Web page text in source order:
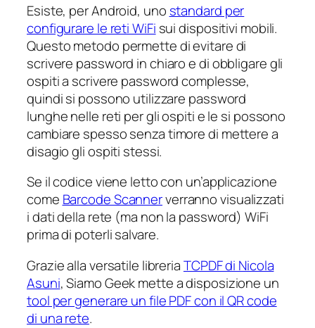
Esiste, per Android, uno standard per
configurare le reti WiFi sui dispositivi mobili.
Questo metodo permette di evitare di
scrivere password in chiaro e di obbligare gli
ospiti a scrivere password complesse,
quindi si possono utilizzare password
lunghe nelle reti per gli ospiti e le si possono
cambiare spesso senza timore di mettere a
disagio gli ospiti stessi.
Se il codice viene letto con un’applicazione
come Barcode Scannerverranno visualizzati
i dati della rete (ma non la password) WiFi
prima di poterli salvare.
Grazie alla versatile libreriaTCPDF di Nicola
Asuni, Siamo Geek mette a disposizione un
tool per generare un file PDF con il QR code
di una rete.